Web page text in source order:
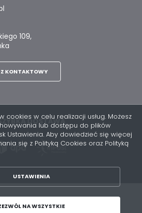
109,
KONTAKTOWY
DOSTAWA
by bady.pl
cookies w celu realizacji usług. Możesz
lub dostępu do plików
Ustawienia. Aby dowiedzieć się więcej
się z Polityką Cookies oraz Polityką
USTAWIENIA
NA WSZYSTKIE
ZAPISZ WYBRANE